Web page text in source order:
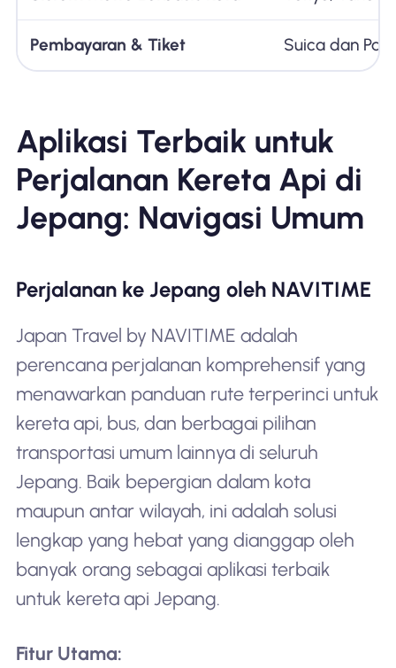
Pembayaran & Tiket Suica dan
Aplikasi Terbaik untuk
Perjalanan Kereta Api di
Jepang: Navigasi Umum
Perjalanan ke Jepang oleh NAVITIME
Japan Travel by NAVITIME adalah
perencana perjalanan komprehensif yang
menawarkan panduan rute terperinci untuk
kereta api, bus, dan berbagai pilihan
transportasi umum lainnya di seluruh
Jepang. Baik bepergian dalam kota
maupun antar wilayah, ini adalah solusi
lengkap yang hebat yang dianggap oleh
banyak orang sebagai aplikasi terbaik
untuk kereta api Jepang.
Fitur Utama: